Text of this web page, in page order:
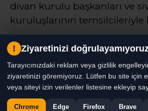
divan kurulu başkanları ve
kuruluşlarının temsilcileriyle
Haber Moderatörü
Giriş: 06-08-2026 14:28
! Ziyaretinizi
Tarayıcınızdaki reklam veya gizlilik
ziyaretinizi göremiyoruz. Lütfen bu site için
veya siteyi izin verilenler listesine ekleyip
Chrome Edge Firefox Brave